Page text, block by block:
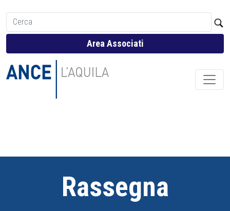
Area Associati
Rassegna